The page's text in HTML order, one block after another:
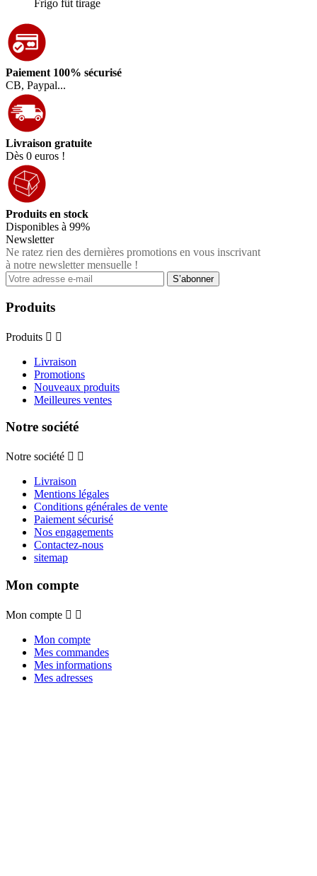
Frigo fût tirage
Paiement 100% sécurisé
CB, Paypal...
Livraison gratuite
Dès 0 euros !
Produits en stock
Disponibles à 99%
Newsletter
Ne ratez rien des dernières promotions en vous inscrivant
à notre newsletter mensuelle !
Produits
Produits  
Livraison
Promotions
Nouveaux produits
Meilleures ventes
Notre société
Notre société  
Livraison
Mentions légales
Conditions générales de vente
Paiement sécurisé
Nos engagements
Contactez-nous
sitemap
Mon compte
Mon compte  
Mon compte
Mes commandes
Mes informations
Mes adresses